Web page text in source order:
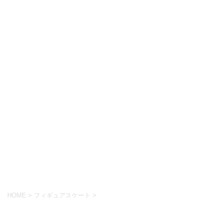
HOME > フィギュアスケート >